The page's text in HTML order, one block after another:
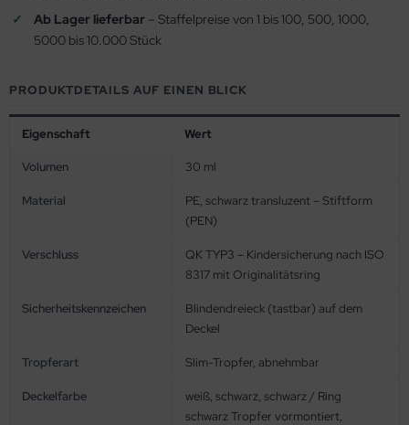
Ab Lager lieferbar– Staffelpreise von 1 bis 100, 500, 1000,
5000 bis 10.000 Stück
PRODUKTDETAILS AUF EINEN BLICK
Eigenschaft
Wert
Volumen
30 ml
Material
PE, schwarz transluzent – Stiftform
(PEN)
Verschluss
QK TYP3 – Kindersicherung nach ISO
8317 mit Originalitätsring
Sicherheitskennzeichen
Blindendreieck (tastbar) auf dem
Deckel
Tropferart Slim-Tropfer, abnehmbar
Deckelfarbe
weiß, schwarz, schwarz / Ring
schwarz Tropfer vormontiert,